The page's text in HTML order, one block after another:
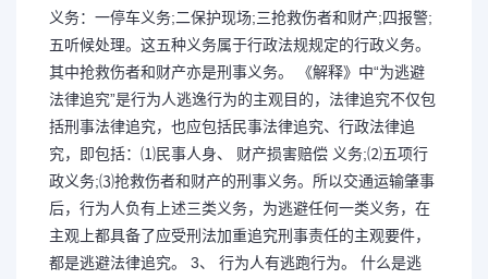
义务：一停车义务;二保护现场;三抢救伤者和财产;四报警;
五听候处理。这五种义务属于行政法规规定的行政义务。
其中抢救伤者和财产亦是刑事义务。 《解释》中“为逃避
法律追究”是行为人逃逸行为的主观目的，法律追究不仅包
括刑事法律追究，也应包括民事法律追究、行政法律追
究，即包括：⑴民事人身、 财产损害赔偿 义务;⑵五项行
政义务;⑶抢救伤者和财产的刑事义务。所以交通运输肇事
后，行为人负有上述三类义务，为逃避任何一类义务，在
主观上都具备了应受刑法加重追究刑事责任的主观要件，
都是逃避法律追究。 3、 行为人有逃跑行为。 什么是逃